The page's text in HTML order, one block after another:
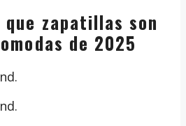
que zapatillas son
de 2025